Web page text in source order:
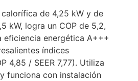
de 4,25 kW y de
kW, logra un COP de 5,2,
eficiencia energética A+++
índices
4,85 / SEER 7,77). Utiliza
funciona con instalación